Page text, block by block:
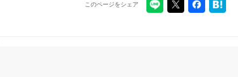
このページをシェア